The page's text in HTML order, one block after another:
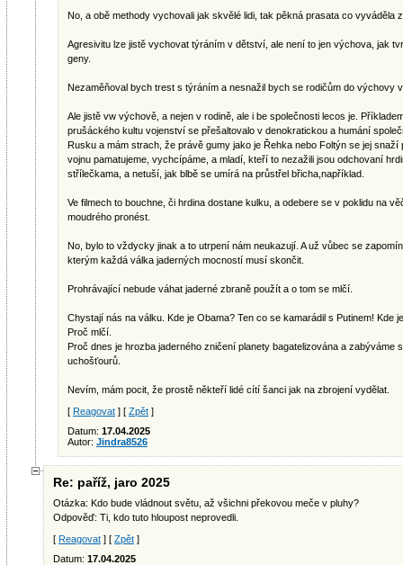
No, a obě methody vychovali jak skvělé lidi, tak pěkná prasata co vyváděla
Agresivitu lze jistě vychovat týráním v dětství, ale není to jen výchova, jak
geny.
Nezaměňoval bych trest s týráním a nesnažil bych se rodičům do výchovy
Ale jistě vw výchově, a nejen v rodině, ale i be společnosti lecos je.
prušáckého kultu vojenství se přešaltovalo v denokratickou a humání
Rusku a mám strach, že právě gumy jako je Řehka nebo Foltýn se jej snaží
vojnu pamatujeme, vychcípáme, a mladí, kteří to nezažili jsou odchovaní
střílečkama, a netuší, jak blbě se umírá na průstřel břicha,například.
Ve filmech to bouchne, či hrdina dostane kulku, a odebere se v poklidu na
moudrého pronést.
No, bylo to vždycky jinak a to utrpení nám neukazují. A už vůbec se
kterým každá válka jaderných mocností musí skončit.
Prohrávající nebude váhat jaderné zbraně použít a o tom se mlčí.
Chystají nás na válku. Kde je Obama? Ten co se kamarádil s Putinem! Kde
Proč mlčí.
Proč dnes je hrozba jaderného zničení planety bagatelizována a zabýváme
uchošťourů.
Nevím, mám pocit, že prostě někteří lidé cítí šanci jak na zbrojení vydělat.
[ Reagovat ] [ Zpět ]
Datum: 17.04.2025
Autor: Jindra8526
Re: paříž, jaro 2025
Otázka: Kdo bude vládnout světu, až všichni překovou meče v pluhy?
Odpověď: Ti, kdo tuto hloupost neprovedli.
[ Reagovat ] [ Zpět ]
Datum: 17.04.2025